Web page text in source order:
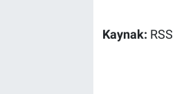
Kaynak: RSS